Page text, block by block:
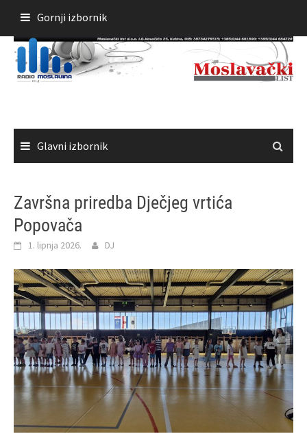
sadržaja
Gornji izbornik
Glavni izbornik
Završna priredba Dječjeg vrtića
Popovača
1. lipnja 2026. DJ